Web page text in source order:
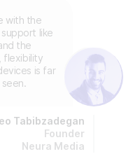
with the
like
the
flexibility
is far
Tabibzadegan
Founder
Neura Media